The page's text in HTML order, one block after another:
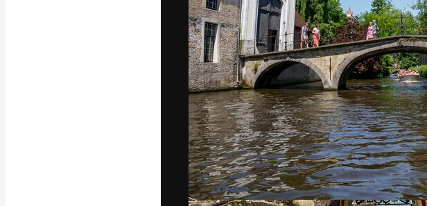
Copyright © 2010-2026Freepik Company S.L.U.